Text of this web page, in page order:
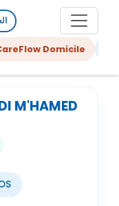
Domicile
M'HAMED